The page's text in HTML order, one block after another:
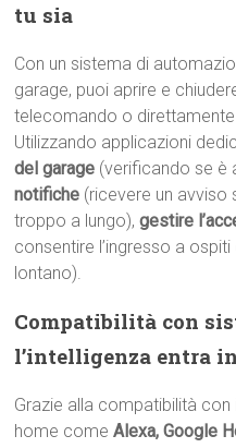
tu sia
Con un sistema di
garage, puoi aprire e
telecomando o
Utilizzando applicazioni
del garage (verificando se è
notifiche (ricevere un avviso
troppo a lungo),gestire
consentire l’ingresso a
lontano).
Compatibilità con
l’intelligenza entra
Grazie alla compatibilità
home comeAlexa, Google